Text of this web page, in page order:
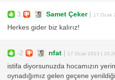
3 Samet Çeker| 17 Ocak
Herkes gider biz kalırız!
-2 rıfat | 17 Ocak 2013 |
istifa diyorsunuzda hocamızın
oynadığımız gelen geçene